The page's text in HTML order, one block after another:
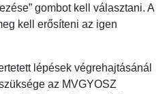
gombot kell választani. A
kell erősíteni az igen
lépések végrehajtásánál
az MVGYOSZ